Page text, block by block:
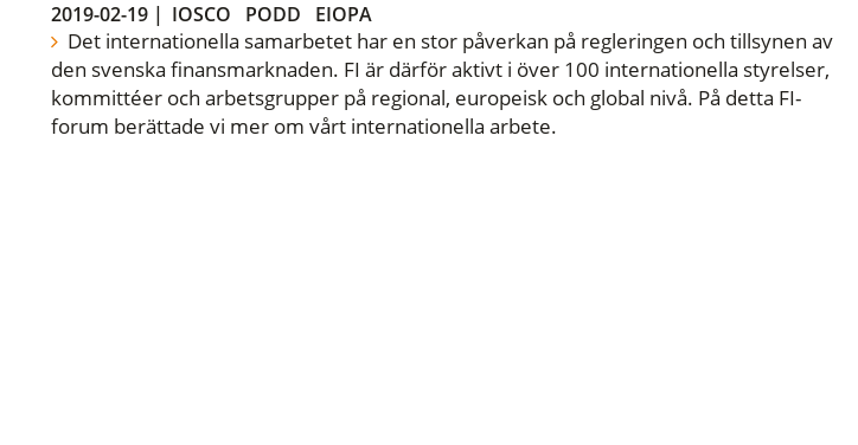
2019-02-19| IOSCO PODD EIOPA
Det internationella samarbetet har en stor påverkan på regleringen och tillsynen av
den svenska finansmarknaden. FI är därför aktivt i över 100 internationella styrelser,
kommittéer och arbetsgrupper på regional, europeisk och global nivå. På detta FI-
forum berättade vi mer om vårt internationella arbete.